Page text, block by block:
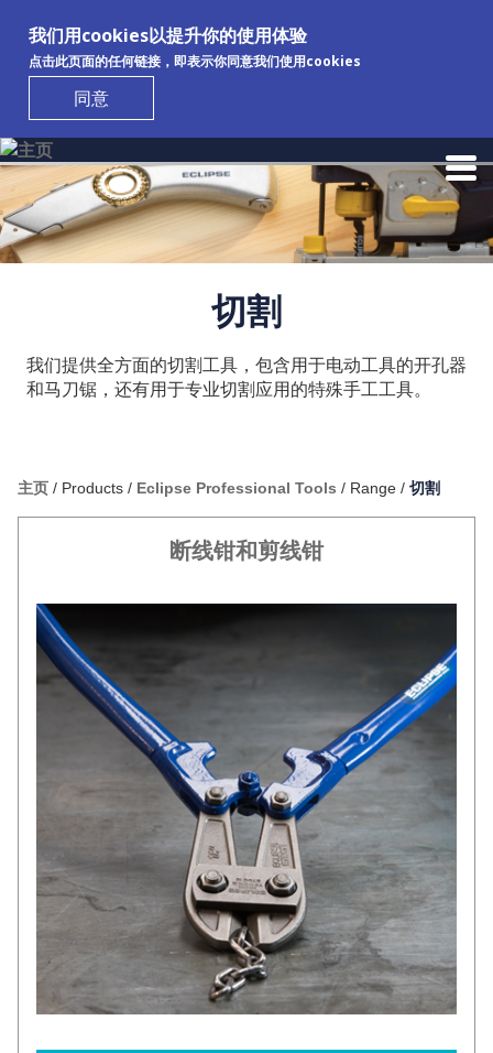
我们用cookies以提升你的使用体验
点击此页面的任何链接，即表示你同意我们使用cookies
同意
Skip to main content
切割
我们提供全方面的切割工具，包含用于电动工具的开孔器
和马刀锯，还有用于专业切割应用的特殊手工工具。
主页 / Products / Eclipse Professional Tools / Range / 切割
断线钳和剪线钳